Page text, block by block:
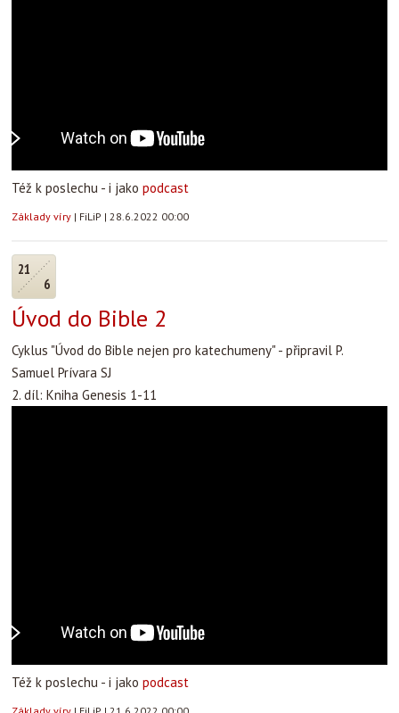
Též k poslechu - i jako podcast
Základy víry | FiLiP | 28.6.2022 00:00
21
6
Úvod do Bible 2
Cyklus "Úvod do Bible nejen pro katechumeny" - připravil P.
Samuel Prívara SJ
2. díl: Kniha Genesis 1-11
Též k poslechu - i jako podcast